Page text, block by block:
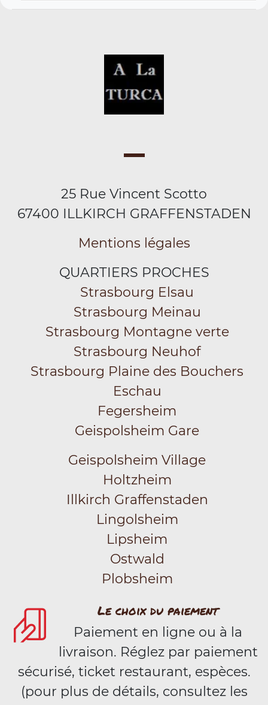
25 Rue Vincent Scotto
67400 ILLKIRCH GRAFFENSTADEN
Mentions légales
QUARTIERS PROCHES
Strasbourg Elsau
Strasbourg Meinau
Strasbourg Montagne verte
Strasbourg Neuhof
Strasbourg Plaine des Bouchers
Eschau
Fegersheim
Geispolsheim Gare
Geispolsheim Village
Holtzheim
Illkirch Graffenstaden
Lingolsheim
Lipsheim
Ostwald
Plobsheim
Le choix du paiement
Paiement en ligne ou à la
livraison. Réglez par paiement
sécurisé, ticket restaurant, espèces.
(pour plus de détails, consultez les